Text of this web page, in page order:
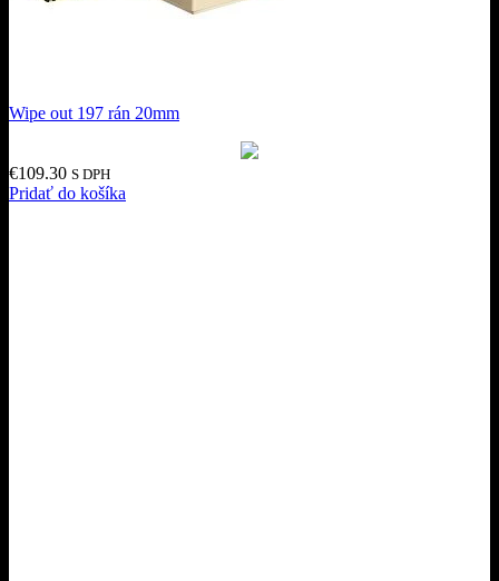
Wipe out 197 rán 20mm
€109.30 S DPH
Pridať do košíka